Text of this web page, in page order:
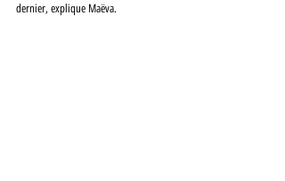
dernier, explique Maëva.